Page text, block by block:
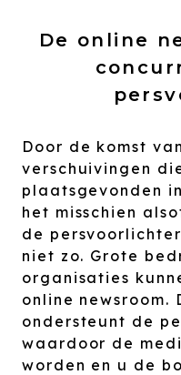
De online
Door de komst
verschuivingen
plaatsgevonden
het misschien
de
niet zo. Grote
organisaties
online newsroom.
ondersteunt de
waardoor de
worden en u de